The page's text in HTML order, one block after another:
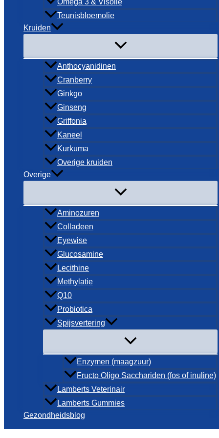
Omega 3 & Visolie
Teunisbloemolie
Kruiden
Anthocyanidinen
Cranberry
Ginkgo
Ginseng
Griffonia
Kaneel
Kurkuma
Overige kruiden
Overige
Aminozuren
Colladeen
Eyewise
Glucosamine
Lecithine
Methylatie
Q10
Probiotica
Spijsvertering
Enzymen (maagzuur)
Fructo Oligo Sacchariden (fos of inuline)
Lamberts Veterinair
Lamberts Gummies
Gezondheidsblog